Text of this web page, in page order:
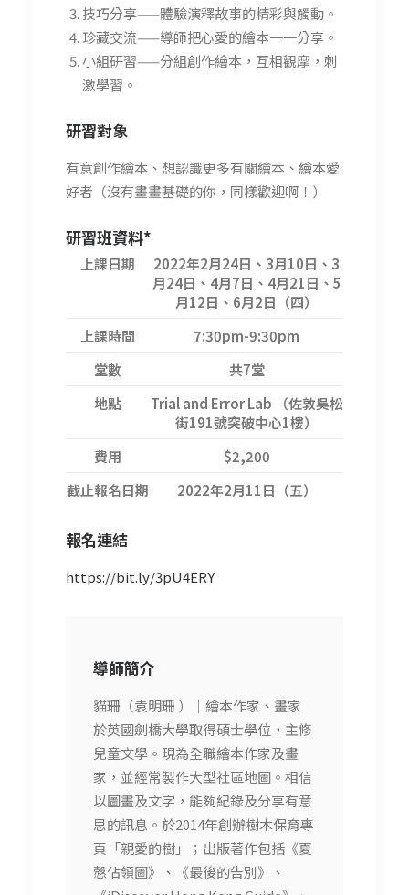
技巧分享——體驗演釋故事的精彩與觸動。
珍藏交流——導師把心愛的繪本一一分享。
小組研習——分組創作繪本，互相觀摩，刺
激學習。
研習對象
有意創作繪本、想認識更多有關繪本、繪本愛
好者（沒有畫畫基礎的你，同樣歡迎啊！）
研習班資料*
上課日期
2022年2月24日、3月10日、3
月24日、4月7日、4月21日、5
月12日、6月2日（四）
上課時間
7:30pm-9:30pm
堂數
共7堂
地點
Trial and Error Lab （佐敦吳松
街191號突破中心1樓）
費用
$2,200
截止報名日期
2022年2月11日（五）
報名連結
https://bit.ly/3pU4ERY
導師簡介
貓珊（袁明珊 ）｜繪本作家、畫家
於英國劍橋大學取得碩士學位，主修
兒童文學。現為全職繪本作家及畫
家，並經常製作大型社區地圖。相信
以圖畫及文字，能夠紀錄及分享有意
思的訊息。於2014年創辦樹木保育專
頁「親愛的樹」；出版著作包括《夏
慤佔領圖》、《最後的告別》、